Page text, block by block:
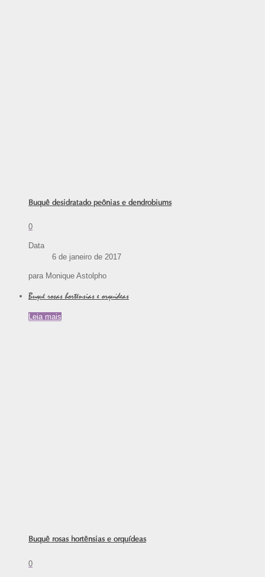
Buquê desidratado peônias e dendrobiums
0
Data
6 de janeiro de 2017
para Monique Astolpho
Buquê rosas hortênsias e orquídeas
Leia mais
Buquê rosas hortênsias e orquídeas
0